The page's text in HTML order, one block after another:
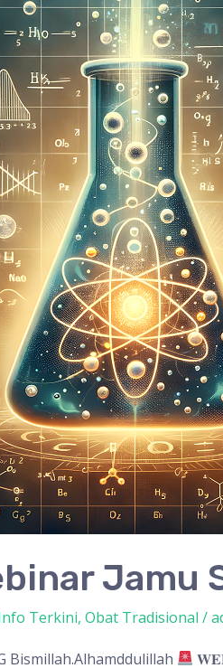
Jamu
Terkini, Obat Tradisional /
Bismillah.Alhamddulillah